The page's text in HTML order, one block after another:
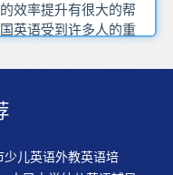
效率提升有很大的帮
英语受到许多人的重
学习。这种必要性也
要在工作和休闲之余
语则大有奥妙26个英
的指南针大部分的高
少儿英语外教英语培